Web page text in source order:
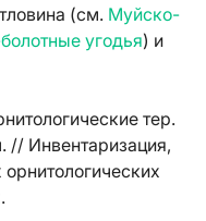
(см. Муйско-
угодья) и
тер.
// Инвентаризация,